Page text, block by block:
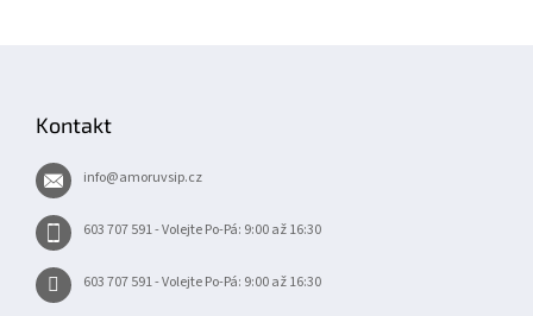
Kontakt
info@amoruvsip.cz
603 707 591 - Volejte Po-Pá: 9:00 až 16:30
603 707 591 - Volejte Po-Pá: 9:00 až 16:30